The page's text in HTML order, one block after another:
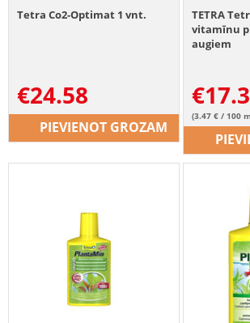
Tetra Co2-Optimat 1 vnt.
€24.58
PIEVIENOT GROZAM
TETRA
vitamīnu
augiem
€
(3.47 € / 100